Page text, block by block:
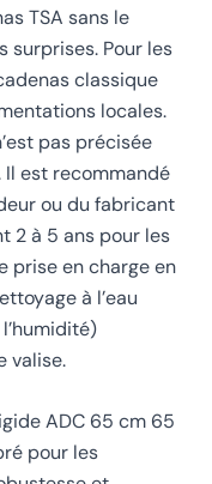
TSA sans le
surprises. Pour les
classique
locales.
pas précisée
est recommandé
ou du fabricant
2 à 5 ans pour les
prise en charge en
à l’eau
valise.
ADC 65 cm 65
pour les